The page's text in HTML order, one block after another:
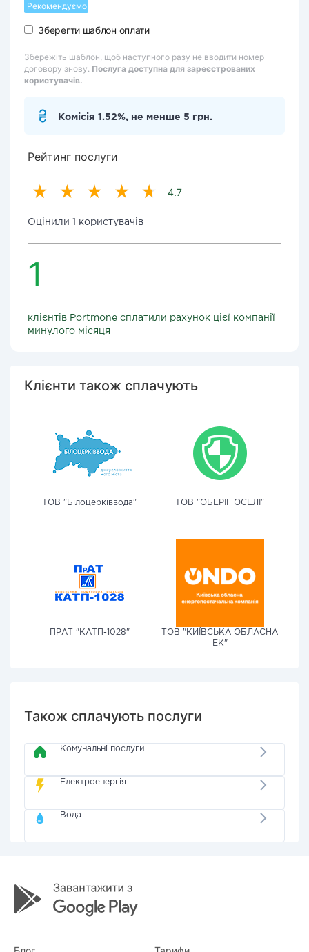
Рекомендуємо
Зберегти шаблон оплати
Збережіть шаблон, щоб наступного разу не вводити номер
договору знову. Послуга доступна для зареєстрованих
користувачів.
Комісія 1.52%, не менше 5 грн.
Рейтинг послуги
4.7
Оцінили 1 користувачів
1
клієнтів Portmone сплатили рахунок цієї компанії
минулого місяця
Клієнти також сплачують
ТОВ "Білоцерківвода" ТОВ "ОБЕРІГ ОСЕЛІ"
ПРАТ "КАТП-1028"
ТОВ "КИЇВСЬКА ОБЛАСНА
ЕК"
Також сплачують послуги
Комунальні послуги
Електроенергія
Вода